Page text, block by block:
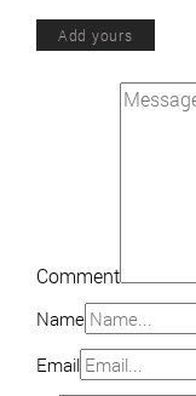
Add yours
Comment
Name
Email